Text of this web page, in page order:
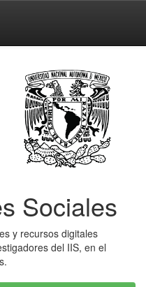
Sociales
y recursos digitales
del IIS, en el